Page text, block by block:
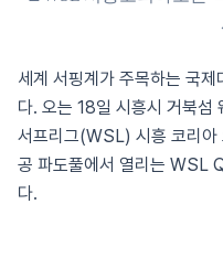
세계 서핑계가 주목하는 국
다. 오는 18일 시흥시 거북
서프리그(WSL) 시흥 코리아
공 파도풀에서 열리는 WSL
다.